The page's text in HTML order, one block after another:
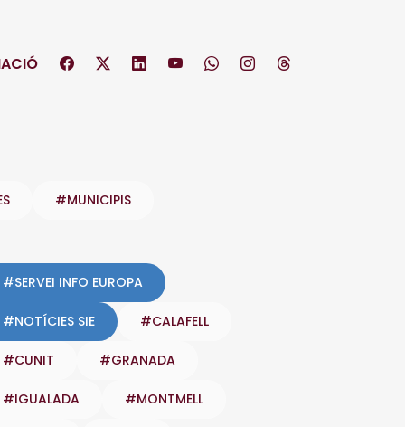
#MUNICIPIS
#SERVEI INFO EUROPA
#NOTÍCIES SIE #CALAFELL
#CUNIT #GRANADA
#IGUALADA #MONTMELL